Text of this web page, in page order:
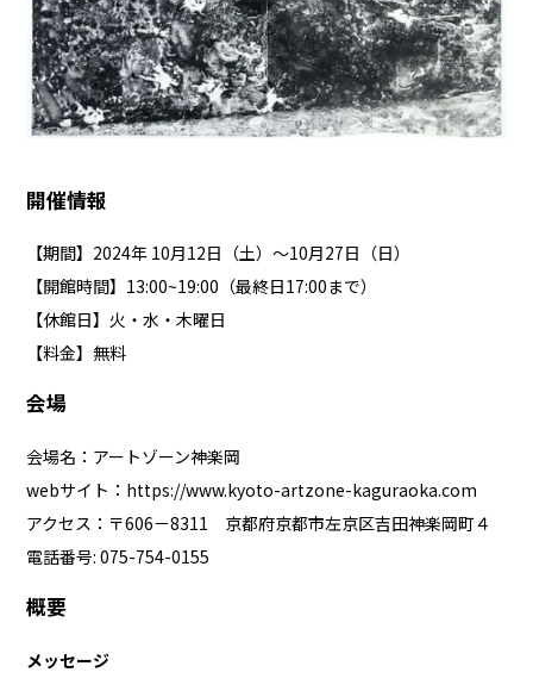
開催情報
【期間】2024年 10月12日（土）～10月27日（日）
【開館時間】13:00~19:00（最終日17:00まで）
【休館日】火・水・木曜日
【料金】無料
会場
会場名：アートゾーン神楽岡
webサイト： https://www.kyoto-artzone-kaguraoka.com
アクセス：〒606－8311 京都府京都市左京区吉田神楽岡町４
電話番号: 075-754-0155
概要
メッセージ